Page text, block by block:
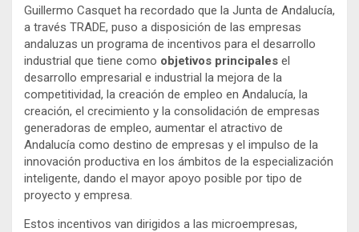
Guillermo Casquet ha recordado que la Junta de Andalucía,
a través TRADE, puso a disposición de las empresas
andaluzas un programa de incentivos para el desarrollo
industrial que tiene como objetivos principales el
desarrollo empresarial e industrial la mejora de la
competitividad, la creación de empleo en Andalucía, la
creación, el crecimiento y la consolidación de empresas
generadoras de empleo, aumentar el atractivo de
Andalucía como destino de empresas y el impulso de la
innovación productiva en los ámbitos de la especialización
inteligente, dando el mayor apoyo posible por tipo de
proyecto y empresa.
Estos incentivos van dirigidos a las microempresas,